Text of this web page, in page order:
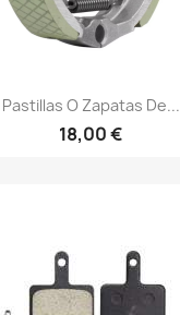
Pastillas O Zapatas De...
18,00 €